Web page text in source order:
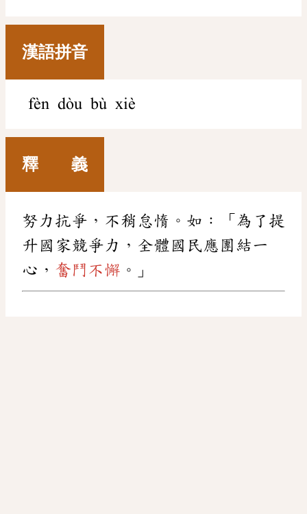
漢語拼音
fèn dòu bù xiè
釋 義
努力抗爭，不稍怠惰。如：「為了提
升國家競爭力，全體國民應團結一
心， 奮鬥不懈 。」